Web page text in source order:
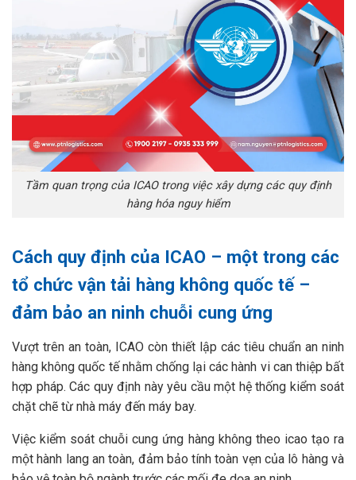
Tầm quan trọng của ICAO trong việc xây dựng các quy định
hàng hóa nguy hiểm
Cách quy định của ICAO – một trong các
tổ chức vận tải hàng không quốc tế –
đảm bảo an ninh chuỗi cung ứng
Vượt trên an toàn, ICAO còn thiết lập các tiêu chuẩn an ninh
hàng không quốc tế nhằm chống lại các hành vi can thiệp bất
hợp pháp. Các quy định này yêu cầu một hệ thống kiểm soát
chặt chẽ từ nhà máy đến máy bay.
Việc kiểm soát chuỗi cung ứng hàng không theo icao tạo ra
một hành lang an toàn, đảm bảo tính toàn vẹn của lô hàng và